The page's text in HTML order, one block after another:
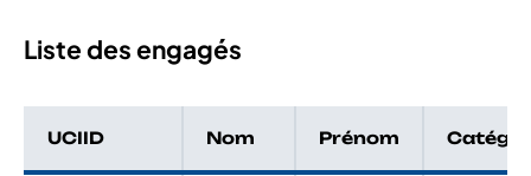
Liste des engagés
UCIID Nom Prénom